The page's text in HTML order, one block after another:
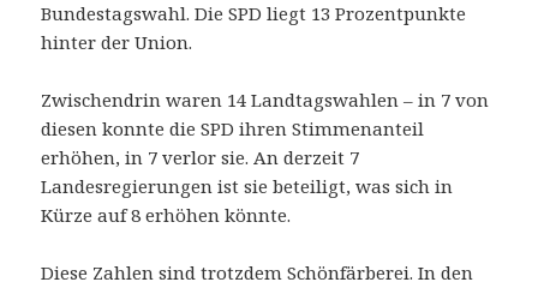
Bundestagswahl. Die SPD liegt 13 Prozentpunkte
hinter der Union.
Zwischendrin waren 14 Landtagswahlen – in 7 von
diesen konnte die SPD ihren Stimmenanteil
erhöhen, in 7 verlor sie. An derzeit 7
Landesregierungen ist sie beteiligt, was sich in
Kürze auf 8 erhöhen könnte.
Diese Zahlen sind trotzdem Schönfärberei. In den